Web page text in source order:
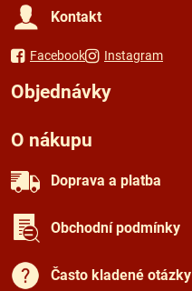
Kontakt
Facebook Instagram
Objednávky
O nákupu
Doprava a platba
Obchodní podmínky
Často kladené otázky